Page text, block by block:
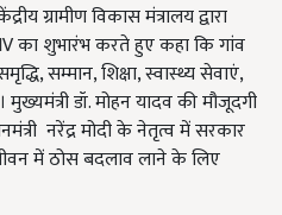
ग्रामीण विकास मंत्रालय द्वारा
का शुभारंभ करते हुए कहा कि गांव
सम्मान, शिक्षा, स्वास्थ्य सेवाएं,
डॉ. मोहन यादव की मौजूदगी
नरेंद्र मोदी के नेतृत्व में सरकार
में ठोस बदलाव लाने के लिए